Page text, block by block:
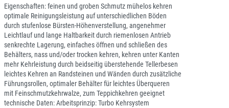
Eigenschaften: feinen und groben Schmutz mühelos kehren
optimale Reinigungsleistung auf unterschiedlichen Böden
durch stufenlose Bürsten-Höhenverstellung, angenehmer
Leichtlauf und lange Haltbarkeit durch riemenlosen Antrieb
senkrechte Lagerung, einfaches öffnen und schließen des
Behälters, nass und/oder trocken kehren, kehren unter Kanten
mehr Kehrleistung durch beidseitig überstehende Tellerbesen
leichtes Kehren an Randsteinen und Wänden durch zusätzliche
Führungsrollen, optimaler Behälter für leichtes Überqueren
mit Feinschmutzkehrwalze, zum Teppichkehren geeignet
technische Daten: Arbeitsprinzip: Turbo Kehrsystem